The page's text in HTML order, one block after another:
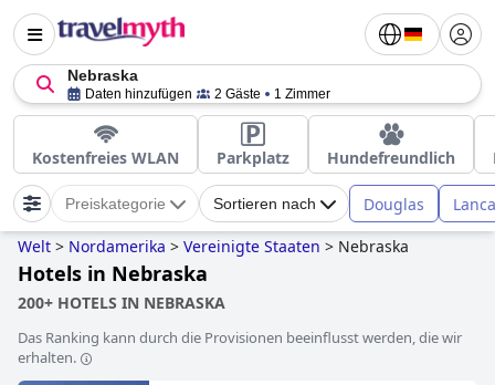
Nebraska
Daten hinzufügen 2 Gäste 1 Zimmer
Kostenfreies WLAN Parkplatz Hundefreundlich
Preiskategorie Sortieren nach Douglas
Welt > Nordamerika > Vereinigte Staaten > Nebraska
Hotels in Nebraska
200+ HOTELS IN NEBRASKA
Das Ranking kann durch die Provisionen beeinflusst werden, die wir
erhalten.